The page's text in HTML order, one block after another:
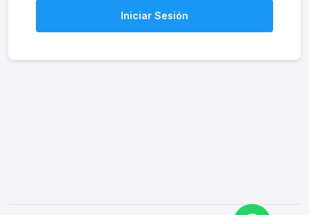
Iniciar Sesión